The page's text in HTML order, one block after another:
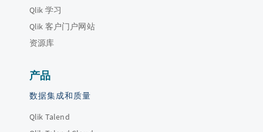
Qlik 学习
Qlik 客户门户网站
资源库
产品
数据集成和质量
Qlik Talend